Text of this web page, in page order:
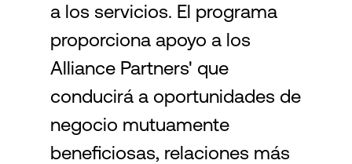
a los servicios. El programa
proporciona apoyo a los
Alliance Partners' que
conducirá a oportunidades de
negocio mutuamente
beneficiosas, relaciones más